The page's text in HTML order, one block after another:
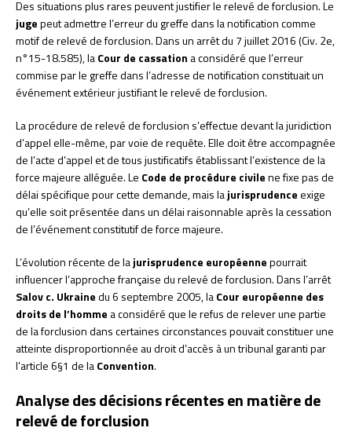
Des situations plus rares peuvent justifier le relevé de forclusion. Le
jugepeut admettre l’erreur du greffe dans la notification comme
motif de relevé de forclusion. Dans un arrêt du 7 juillet 2016 (Civ. 2e,
n°15-18.585), laCour de cassation a considéré que l’erreur
commise par le greffe dans l’adresse de notification constituait un
événement extérieur justifiant le relevé de forclusion.
La procédure de relevé de forclusion s’effectue devant la juridiction
d’appel elle-même, par voie de requête. Elle doit être accompagnée
de l’acte d’appel et de tous justificatifs établissant l’existence de la
force majeure alléguée. Le Code de procédure civilene fixe pas de
délai spécifique pour cette demande, mais lajurisprudenceexige
qu’elle soit présentée dans un délai raisonnable après la cessation
de l’événement constitutif de force majeure.
L’évolution récente de lajurisprudence européennepourrait
influencer l’approche française du relevé de forclusion. Dans l’arrêt
Salov c. Ukrainedu 6 septembre 2005, laCour européenne des
droits de l’homme a considéré que le refus de relever une partie
de la forclusion dans certaines circonstances pouvait constituer une
atteinte disproportionnée au droit d’accès à un tribunal garanti par
l’article 6§1 de laConvention.
Analyse des décisions récentes en matière de
relevé de forclusion